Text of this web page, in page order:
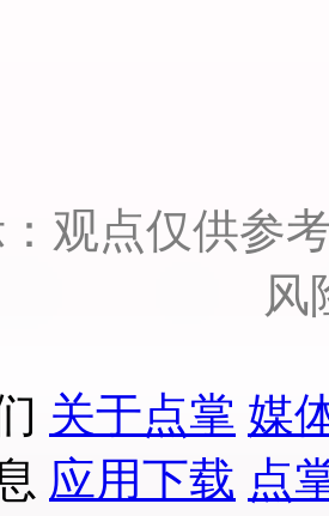
观点仅供参
风
关于点掌 媒
应用下载 点